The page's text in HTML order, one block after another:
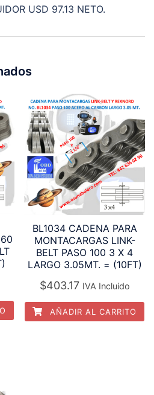
USD 97.13 NETO.
BL1034 CADENA PARA
MONTACARGAS LINK-
BELT PASO 100 3 X 4
LARGO 3.05MT. = (10FT)
$403.17 IVA Incluido
AÑADIR AL CARRITO